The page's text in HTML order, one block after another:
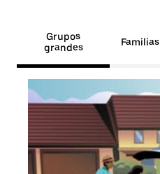
Grupos
grandes
Familias